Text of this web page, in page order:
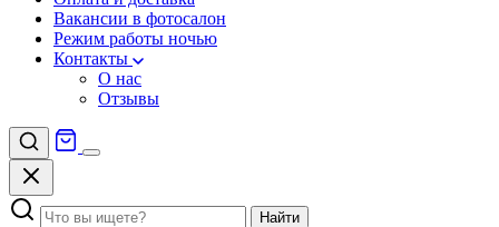
Вакансии в фотосалон
Режим работы ночью
Контакты
О нас
Отзывы
Найти